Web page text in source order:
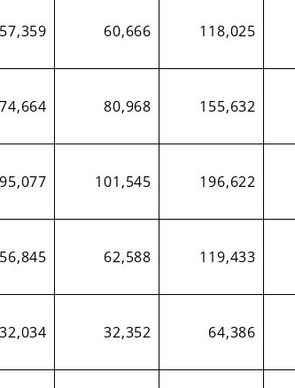
57,359 60,666 118,025
74,664 80,968 155,632
95,077 101,545 196,622
56,845 62,588 119,433
32,034 32,352 64,386